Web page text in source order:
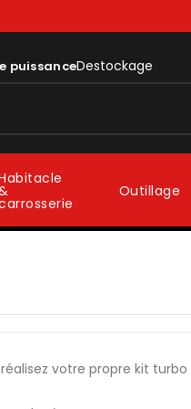
puissanceDestockage
Outillage
votre propre kit